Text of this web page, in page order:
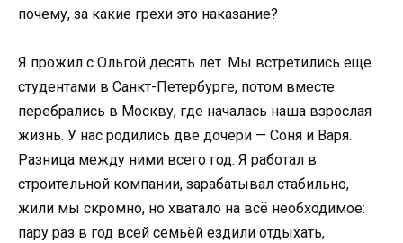
почему, за какие грехи это наказание?
Я прожил с Ольгой десять лет. Мы встретились еще
студентами в Санкт-Петербурге, потом вместе
перебрались в Москву, где началась наша взрослая
жизнь. У нас родились две дочери — Соня и Варя.
Разница между ними всего год. Я работал в
строительной компании, зарабатывал стабильно,
жили мы скромно, но хватало на всё необходимое:
пару раз в год всей семьёй ездили отдыхать,